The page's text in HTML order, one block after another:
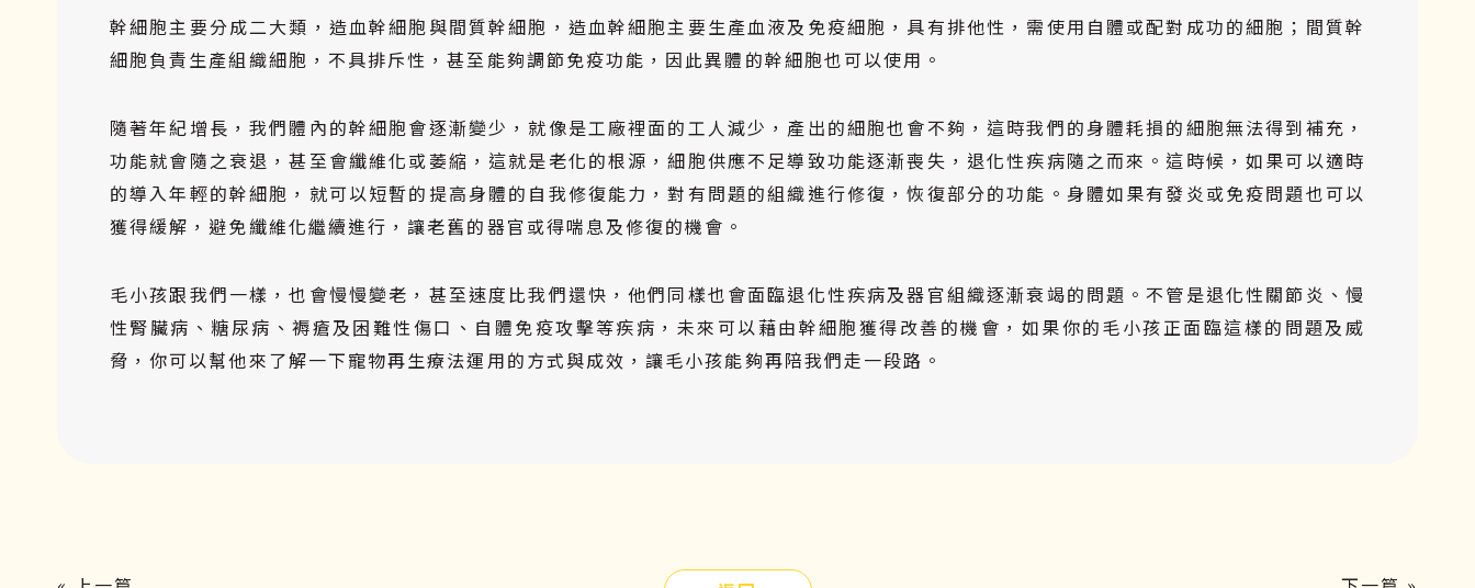
幹細胞主要分成二大類，造血幹細胞與間質幹細胞，造血幹細胞主要生產血液及免疫細胞，具有排他性，需使用自體或配對成功的細胞；間質幹
細胞負責生產組織細胞，不具排斥性，甚至能夠調節免疫功能，因此異體的幹細胞也可以使用。
隨著年紀增長，我們體內的幹細胞會逐漸變少，就像是工廠裡面的工人減少，產出的細胞也會不夠，這時我們的身體耗損的細胞無法得到補充，
功能就會隨之衰退，甚至會纖維化或萎縮，這就是老化的根源，細胞供應不足導致功能逐漸喪失，退化性疾病隨之而來。這時候，如果可以適時
的導入年輕的幹細胞，就可以短暫的提高身體的自我修復能力，對有問題的組織進行修復，恢復部分的功能。身體如果有發炎或免疫問題也可以
獲得緩解，避免纖維化繼續進行，讓老舊的器官或得喘息及修復的機會。
毛小孩跟我們一樣，也會慢慢變老，甚至速度比我們還快，他們同樣也會面臨退化性疾病及器官組織逐漸衰竭的問題。不管是退化性關節炎、慢
性腎臟病、糖尿病、褥瘡及困難性傷口、自體免疫攻擊等疾病，未來可以藉由幹細胞獲得改善的機會，如果你的毛小孩正面臨這樣的問題及威
脅，你可以幫他來了解一下寵物再生療法運用的方式與成效，讓毛小孩能夠再陪我們走一段路。